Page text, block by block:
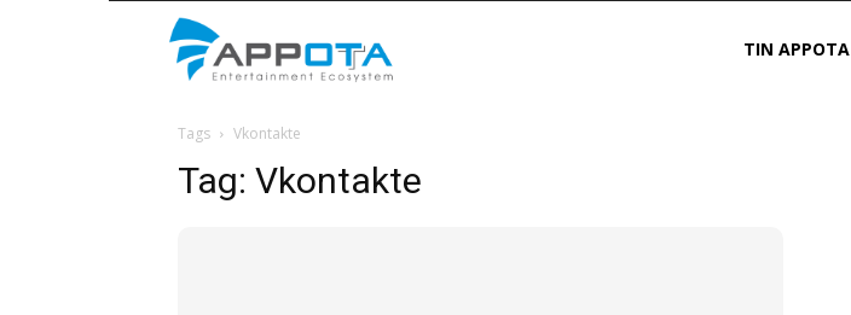
TIN APPOTA
Tags Vkontakte
Tag: Vkontakte